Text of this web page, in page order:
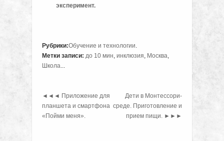
эксперимент.
Рубрики:Обучение и технологии.
Метки записи: до 10 мин, инклюзия, Москва,
Школа...
◄◄◄ Приложение для
планшета и смартфона
«Пойми меня».
Дети в Монтессори-
среде. Приготовление и
прием пищи. ►►►